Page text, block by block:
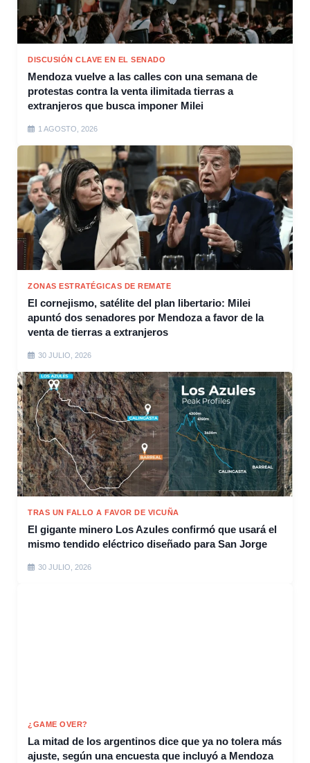
DISCUSIÓN CLAVE EN EL SENADO
Mendoza vuelve a las calles con una semana de
protestas contra la venta ilimitada tierras a
extranjeros que busca imponer Milei
1 AGOSTO, 2026
ZONAS ESTRATÉGICAS DE REMATE
El cornejismo, satélite del plan libertario: Milei
apuntó dos senadores por Mendoza a favor de la
venta de tierras a extranjeros
30 JULIO, 2026
TRAS UN FALLO A FAVOR DE VICUÑA
El gigante minero Los Azules confirmó que usará el
mismo tendido eléctrico diseñado para San Jorge
30 JULIO, 2026
¿GAME OVER?
La mitad de los argentinos dice que ya no tolera más
ajuste, según una encuesta que incluyó a Mendoza